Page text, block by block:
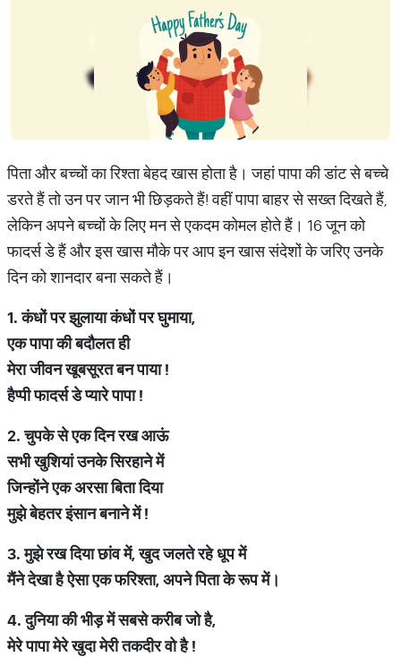
पिता और बच्चों का रिश्ता बेहद खास होता है। जहां पापा की डांट से बच्चे
डरते हैं तो उन पर जान भी छिड़कते हैं! वहीं पापा बाहर से सख्त दिखते हैं,
लेकिन अपने बच्चों के लिए मन से एकदम कोमल होते हैं। 16 जून को
फादर्स डे हैं और इस खास मौके पर आप इन खास संदेशों के जरिए उनके
दिन को शानदार बना सकते हैं।
1.कंधोंपरझुलायाकंधोंपरघुमाया,
एकपापाकीबदौलतही
मेराजीवनखूबसूरतबनपाया!
हैप्पीफादर्सडेप्यारेपापा!
2.चुपकेसेएकदिनरखआऊं
सभीखुशियांउनकेसिरहानेमें
जिन्होंनेएकअरसाबितादिया
मुझेबेहतरइंसानबनानेमें!
3.मुझेरखदियाछांवमें,खुदजलतेरहेधूपमें
मैंनेदेखाहैऐसाएकफरिश्ता,अपनेपिताकेरूपमें।
4.दुनियाकीभीड़मेंसबसेकरीबजोहै,
मेरेपापामेरेखुदामेरीतकदीरवोहै!